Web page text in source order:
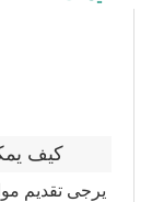
كيف
يرجى تقديم